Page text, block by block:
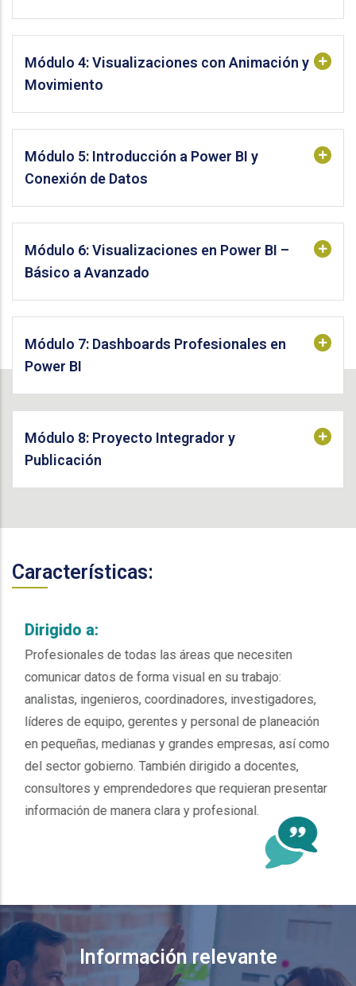
Módulo 4: Visualizaciones con Animación y
Movimiento
Módulo 5: Introducción a Power BI y
Conexión de Datos
Módulo 6: Visualizaciones en Power BI –
Básico a Avanzado
Módulo 7: Dashboards Profesionales en
Power BI
Módulo 8: Proyecto Integrador y
Publicación
Características:
Dirigido a:
Profesionales de todas las áreas que necesiten
comunicar datos de forma visual en su trabajo:
analistas, ingenieros, coordinadores, investigadores,
líderes de equipo, gerentes y personal de planeación
en pequeñas, medianas y grandes empresas, así como
del sector gobierno. También dirigido a docentes,
consultores y emprendedores que requieran presentar
información de manera clara y profesional.
Información relevante